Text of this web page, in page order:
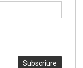
Subscriure